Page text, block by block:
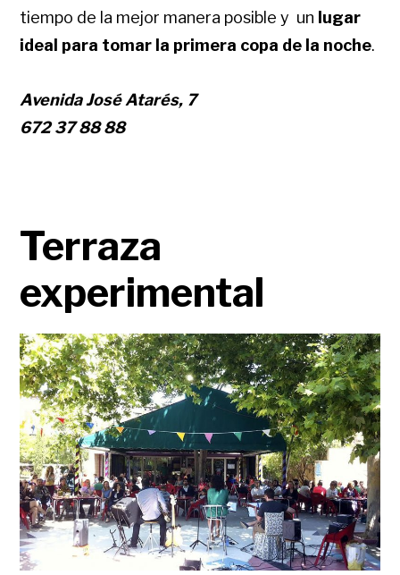
tiempo de la mejor manera posible y un lugar
ideal para tomar la primera copa de la noche.
Avenida José Atarés, 7
672 37 88 88
Terraza
experimental